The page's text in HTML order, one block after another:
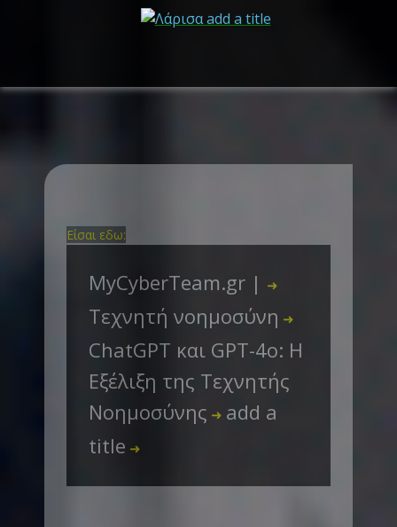
Είσαι εδω:
MyCyberTeam.gr | ➜
Τεχνητή νοημοσύνη ➜
ChatGPT και GPT-4o: Η
Εξέλιξη της Τεχνητής
Νοημοσύνης ➜ add a
title ➜